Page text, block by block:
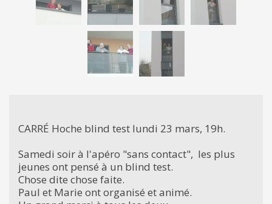
CARRÉ Hoche blind test lundi 23 mars, 19h.
Samedi soir à l'apéro "sans contact", les plus
jeunes ont pensé à un blind test.
Chose dite chose faite.
Paul et Marie ont organisé et animé.